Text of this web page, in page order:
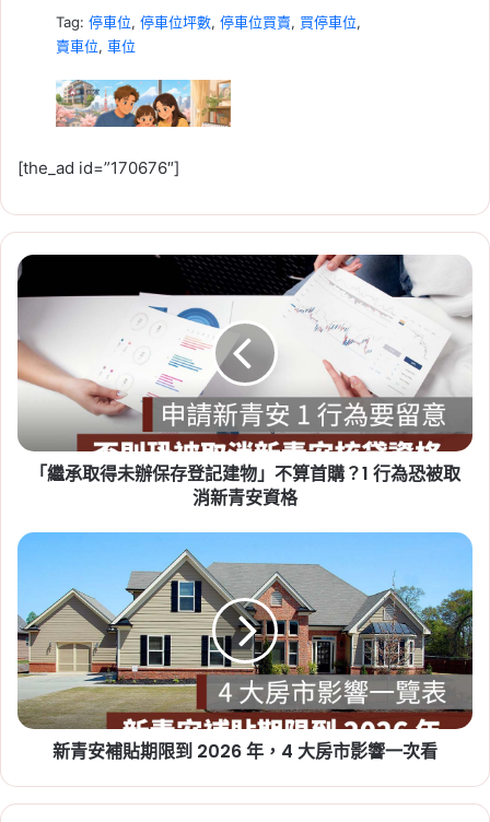
Tag: 停車位, 停車位坪數, 停車位買賣, 買停車位,
賣車位, 車位
2026-08-05
平均擬 10 月上路，日語達 B1、
配偶申請年限也拉長
, 日本房市,日本買房
預售屋履約保證有哪幾種？價金
信託、開發信託與同業擔保優缺
點比較
Tag:不動產開發信託,價金信託,價金返還,公會
連帶保證,同業連帶擔保,履約保證種類,履約保
證缺點,建商倒閉,預售屋履約保證
[the_ad id=”170676″]
「繼
承
得
未
辦
登
不
購？
1
行
為
恐
被
新
「繼承取得未辦保存登記建物」不算首購？1 行為恐被取
消新青安資格
新
補
貼
期
限
到
2026
新青安補貼期限到 2026 年，4 大房市影響一次看